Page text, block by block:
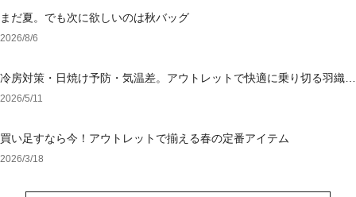
まだ夏。でも次に欲しいのは秋バッグ
2026/8/6
冷房対策・日焼け予防・気温差。アウトレットで快適に乗り切る羽織り
選び
2026/5/11
買い足すなら今！アウトレットで揃える春の定番アイテム
2026/3/18